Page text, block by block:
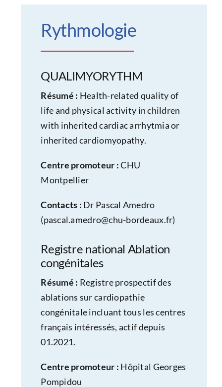
Rythmologie
QUALIMYORYTHM
Résumé : Health-related quality of
life and physical activity in children
with inherited cardiac arrhytmia or
inherited cardiomyopathy.
Centre promoteur :CHU
Montpellier
Contacts : Dr Pascal Amedro
(pascal.amedro@chu-bordeaux.fr)
Registre national Ablation
congénitales
Résumé : Registre prospectif des
ablations sur cardiopathie
congénitale incluant tous les centres
français intéressés, actif depuis
01.2021.
Centre promoteur : Hôpital Georges
Pompidou